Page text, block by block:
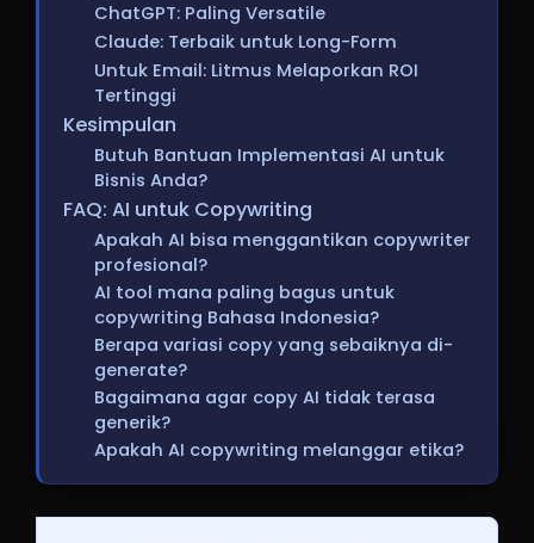
ChatGPT: Paling Versatile
Claude: Terbaik untuk Long-Form
Untuk Email: Litmus Melaporkan ROI
Tertinggi
Kesimpulan
Butuh Bantuan Implementasi AI untuk
Bisnis Anda?
FAQ: AI untuk Copywriting
Apakah AI bisa menggantikan copywriter
profesional?
AI tool mana paling bagus untuk
copywriting Bahasa Indonesia?
Berapa variasi copy yang sebaiknya di-
generate?
Bagaimana agar copy AI tidak terasa
generik?
Apakah AI copywriting melanggar etika?